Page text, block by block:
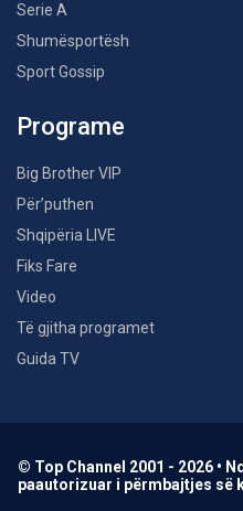
Serie A
Shumësportësh
Sport Gossip
Programe
Big Brother VIP
Për’puthen
Shqipëria LIVE
Fiks Fare
Video
Të gjitha programet
Guida TV
© Top Channel 2001 - 2026 •
paautorizuar i përmbajtjes së